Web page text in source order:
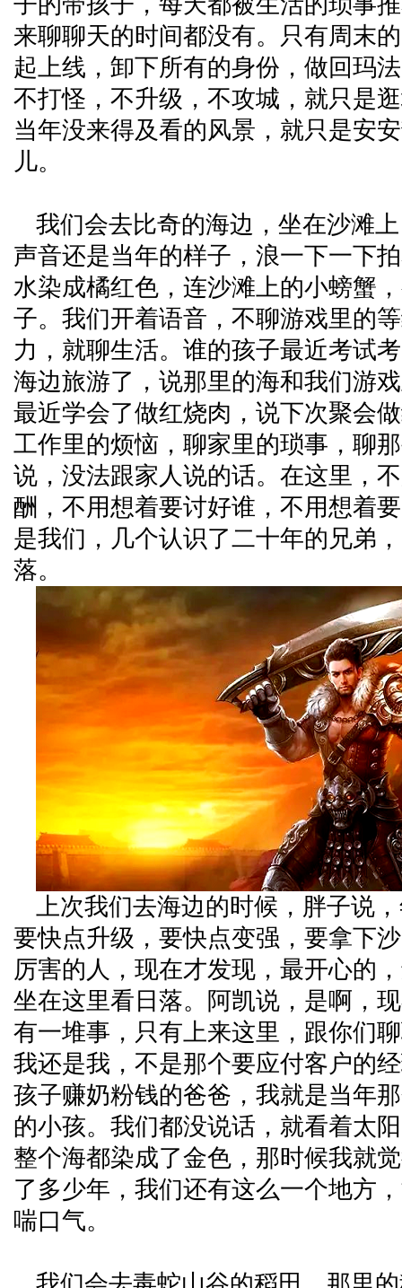
来聊聊天的时间都没有。只有周末
起上线，卸下所有的身份，做回玛
不打怪，不升级，不攻城，就只是
当年没来得及看的风景，就只是安
儿。
我们会去比奇的海边，坐在沙滩
声音还是当年的样子，浪一下一下
水染成橘红色，连沙滩上的小螃蟹
子。我们开着语音，不聊游戏里的
力，就聊生活。谁的孩子最近考试
海边旅游了，说那里的海和我们游
最近学会了做红烧肉，说下次聚会
工作里的烦恼，聊家里的琐事，聊
说，没法跟家人说的话。在这里，
酬，不用想着要讨好谁，不用想着
是我们，几个认识了二十年的兄弟
落。
上次我们去海边的时候，胖子说
要快点升级，要快点变强，要拿下
厉害的人，现在才发现，最开心的
坐在这里看日落。阿凯说，是啊，
有一堆事，只有上来这里，跟你们
我还是我，不是那个要应付客户的
孩子赚奶粉钱的爸爸，我就是当年
的小孩。我们都没说话，就看着太
整个海都染成了金色，那时候我就
了多少年，我们还有这么一个地方
喘口气。